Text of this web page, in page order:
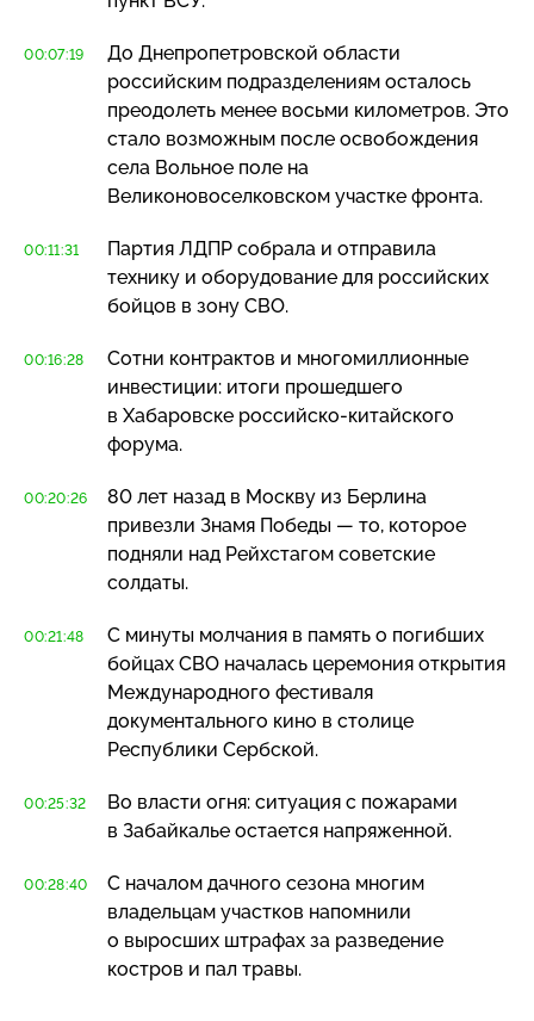
00:07:19
До Днепропетровской области
российским подразделениям осталось
преодолеть менее восьми километров. Это
стало возможным после освобождения
села Вольное поле на
Великоновоселковском участке фронта.
00:11:31
Партия ЛДПР собрала и отправила
технику и оборудование для российских
бойцов в зону СВО.
00:16:28
Сотни контрактов и многомиллионные
инвестиции: итоги прошедшего
в Хабаровске российско-китайского
форума.
00:20:26
80 лет назад в Москву из Берлина
привезли Знамя Победы — то, которое
подняли над Рейхстагом советские
солдаты.
00:21:48
С минуты молчания в память о погибших
бойцах СВО началась церемония открытия
Международного фестиваля
документального кино в столице
Республики Сербской.
00:25:32
Во власти огня: ситуация с пожарами
в Забайкалье остается напряженной.
00:28:40
С началом дачного сезона многим
владельцам участков напомнили
о выросших штрафах за разведение
костров и пал травы.